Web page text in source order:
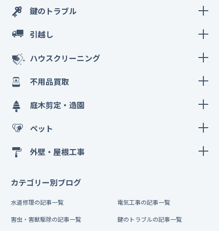
鍵のトラブル
引越し
ハウスクリーニング
不用品買取
庭木剪定・造園
ペット
外壁・屋根工事
カテゴリー別ブログ
水道修理の記事一覧 電気工事の記事一覧
害虫・害獣駆除の記事一覧 鍵のトラブルの記事一覧